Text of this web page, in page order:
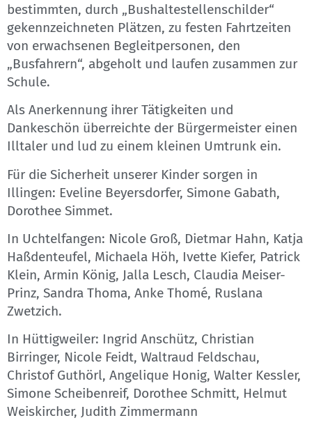
bestimmten, durch „Bushaltestellenschilder“
gekennzeichneten Plätzen, zu festen Fahrtzeiten
von erwachsenen Begleitpersonen, den
„Busfahrern“, abgeholt und laufen zusammen zur
Schule.
Als Anerkennung ihrer Tätigkeiten und
Dankeschön überreichte der Bürgermeister einen
Illtaler und lud zu einem kleinen Umtrunk ein.
Für die Sicherheit unserer Kinder sorgen in
Illingen: Eveline Beyersdorfer, Simone Gabath,
Dorothee Simmet.
In Uchtelfangen: Nicole Groß, Dietmar Hahn, Katja
Haßdenteufel, Michaela Höh, Ivette Kiefer, Patrick
Klein, Armin König, Jalla Lesch, Claudia Meiser-
Prinz, Sandra Thoma, Anke Thomé, Ruslana
Zwetzich.
In Hüttigweiler: Ingrid Anschütz, Christian
Birringer, Nicole Feidt, Waltraud Feldschau,
Christof Guthörl, Angelique Honig, Walter Kessler,
Simone Scheibenreif, Dorothee Schmitt, Helmut
Weiskircher, Judith Zimmermann